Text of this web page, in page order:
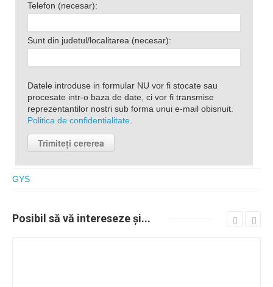
Telefon (necesar):
Sunt din judetul/localitarea (necesar):
Datele introduse in formular NU vor fi stocate sau
procesate intr-o baza de date, ci vor fi transmise
reprezentantilor nostri sub forma unui e-mail obisnuit.
Politica de confidentialitate
GYS
Posibil să vă interesezeși...